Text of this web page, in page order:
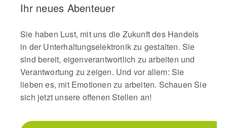
Ihr neues Abenteuer
Sie haben Lust, mit uns die Zukunft des Handels
in der Unterhaltungselektronik zu gestalten. Sie
sind bereit, eigenverantwortlich zu arbeiten und
Verantwortung zu zeigen. Und vor allem: Sie
lieben es, mit Emotionen zu arbeiten. Schauen Sie
sich jetzt unsere offenen Stellen an!